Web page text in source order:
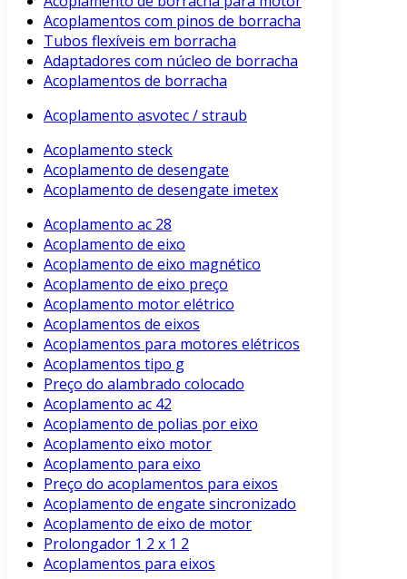
Acoplamentos com pinos de borracha
Tubos flexíveis em borracha
Adaptadores com núcleo de borracha
Acoplamentos de borracha
Acoplamento asvotec / straub
Acoplamento steck
Acoplamento de desengate
Acoplamento de desengate imetex
Acoplamento ac 28
Acoplamento de eixo
Acoplamento de eixo magnético
Acoplamento de eixo preço
Acoplamento motor elétrico
Acoplamentos de eixos
Acoplamentos para motores elétricos
Acoplamentos tipo g
Preço do alambrado colocado
Acoplamento ac 42
Acoplamento de polias por eixo
Acoplamento eixo motor
Acoplamento para eixo
Preço do acoplamentos para eixos
Acoplamento de engate sincronizado
Acoplamento de eixo de motor
Prolongador 1 2 x 1 2
Acoplamentos para eixos